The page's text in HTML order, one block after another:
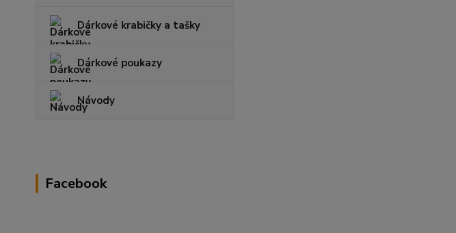
Dárkové krabičky a tašky
Dárkové poukazy
Návody
Facebook